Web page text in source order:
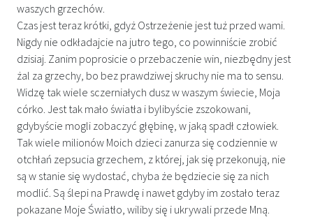
waszych grzechów.
Czas jest teraz krótki, gdyż Ostrzeżenie jest tuż przed wami.
Nigdy nie odkładajcie na jutro tego, co powinniście zrobić
dzisiaj. Zanim poprosicie o przebaczenie win, niezbędny jest
żal za grzechy, bo bez prawdziwej skruchy nie ma to sensu.
Widzę tak wiele sczerniałych dusz w waszym świecie, Moja
córko. Jest tak mało światła i bylibyście zszokowani,
gdybyście mogli zobaczyć głębinę, w jaką spadł człowiek.
Tak wiele milionów Moich dzieci zanurza się codziennie w
otchłań zepsucia grzechem, z której, jak się przekonują, nie
są w stanie się wydostać, chyba że będziecie się za nich
modlić. Są ślepi na Prawdę i nawet gdyby im zostało teraz
pokazane Moje Światło, wiliby się i ukrywali przede Mną.